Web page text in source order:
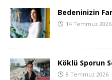
Bedeninizin
14 Temmuz 2026
Köklü Sporun
8 Temmuz 2026